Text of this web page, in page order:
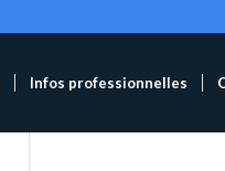
Infos professionnelles